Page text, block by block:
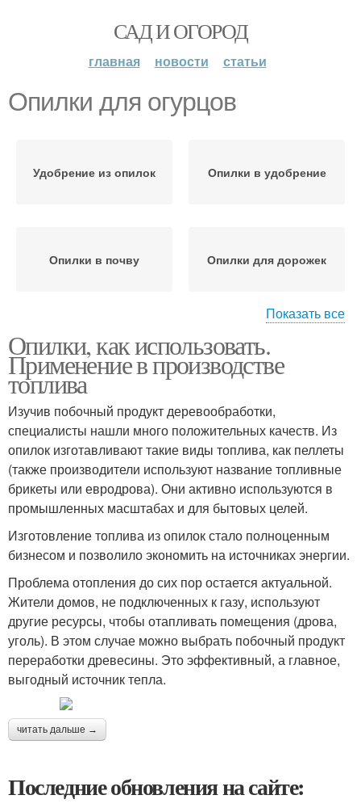
САД И ОГОРОД
главная новости статьи
Опилки для огурцов
Удобрение из опилок Опилки в удобрение
Опилки в почву Опилки для дорожек
участке
Древесные опилки
Огурцов в опилках
Показать все
Опилки, как использовать.
Применение в производстве
топлива
Изучив побочный продукт деревообработки,
специалисты нашли много положительных качеств. Из
опилок изготавливают такие виды топлива, как пеллеты
(также производители используют название топливные
брикеты или евродрова). Они активно используются в
промышленных масштабах и для бытовых целей.
Изготовление топлива из опилок стало полноценным
бизнесом и позволило экономить на источниках энергии.
Проблема отопления до сих пор остается актуальной.
Жители домов, не подключенных к газу, используют
другие ресурсы, чтобы отапливать помещения (дрова,
уголь). В этом случае можно выбрать побочный продукт
переработки древесины. Это эффективный, а главное,
выгодный источник тепла.
читать дальше →
Последние обновления на сайте: